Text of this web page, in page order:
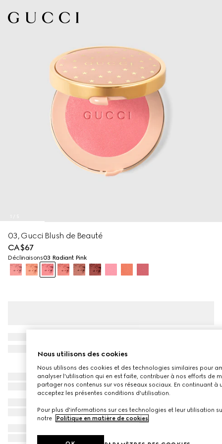
03, Gucci Blush de Beauté
CA$67
Déclinaisons03 Radiant Pink
Nous utilisons des cookies
Nous utilisons des cookies et des technologies similaires pour
analyser l'utilisation qui en est faite, contribuer à nos efforts de
partager nos contenus sur vos réseaux sociaux. En continuant à
acceptez les présentes conditions d'utilisation.
Pour plus d'informations sur ces technologies et leur utilisation
notre
Politique en matière de cookies.